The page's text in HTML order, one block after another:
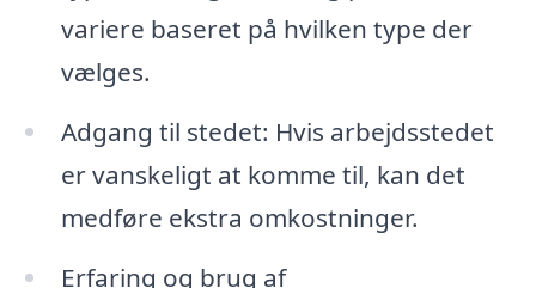
variere baseret på hvilken type der
vælges.
Adgang til stedet: Hvis arbejdsstedet
er vanskeligt at komme til, kan det
medføre ekstra omkostninger.
Erfaring og brug af